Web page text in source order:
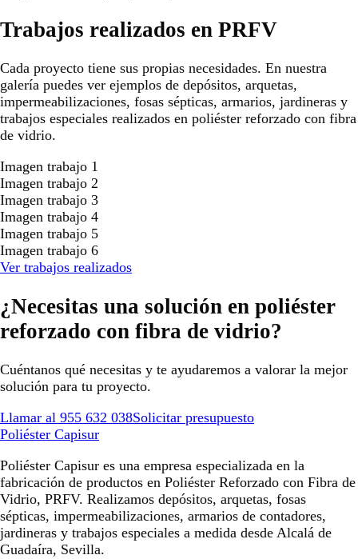
Trabajos realizados en PRFV
Cada proyecto tiene sus propias necesidades. En nuestra
galería puedes ver ejemplos de depósitos, arquetas,
impermeabilizaciones, fosas sépticas, armarios, jardineras y
trabajos especiales realizados en poliéster reforzado con fibra
de vidrio.
Imagen trabajo 1
Imagen trabajo 2
Imagen trabajo 3
Imagen trabajo 4
Imagen trabajo 5
Imagen trabajo 6
Ver trabajos realizados
¿Necesitas una solución en poliéster
reforzado con fibra de vidrio?
Cuéntanos qué necesitas y te ayudaremos a valorar la mejor
solución para tu proyecto.
Llamar al 955 632 038Solicitar presupuesto
Poliéster Capisur
Poliéster Capisur es una empresa especializada en la
fabricación de productos en Poliéster Reforzado con Fibra de
Vidrio, PRFV. Realizamos depósitos, arquetas, fosas
sépticas, impermeabilizaciones, armarios de contadores,
jardineras y trabajos especiales a medida desde Alcalá de
Guadaíra, Sevilla.